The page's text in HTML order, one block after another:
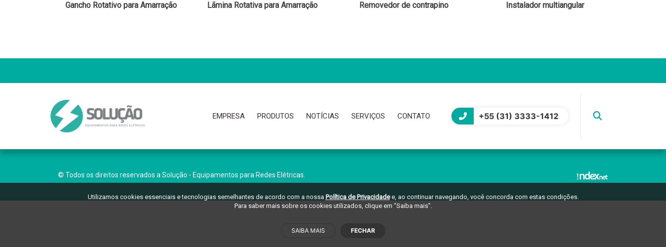
Gancho Rotativo para Amarração Lãmina Rotativa para Amarração Removedor de contrapino Instalador multiangular
EMPRESA PRODUTOS NOTÍCIAS SERVIÇOS CONTATO +55 (31) 3333-1412
© Todos os direitos reservados a Solução - Equipamentos para Redes Elétricas.
Utilizamos cookies essenciais e tecnologias semelhantes de acordo com a nossa Política de Privacidadee, ao continuar navegando, você concorda com estas condições.
Para saber mais sobre os cookies utilizados, clique em "Saiba mais".
SAIBA MAIS FECHAR